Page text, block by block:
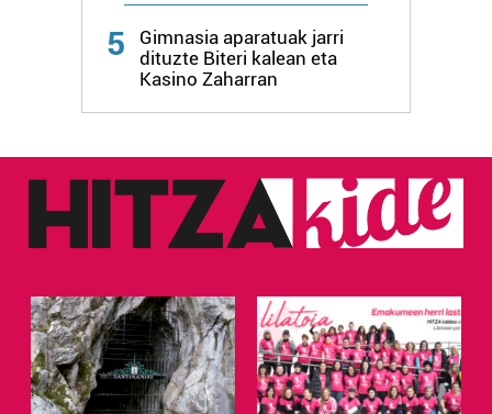
5
Gimnasia aparatuak jarri
dituzte Biteri kalean eta
Kasino Zaharran